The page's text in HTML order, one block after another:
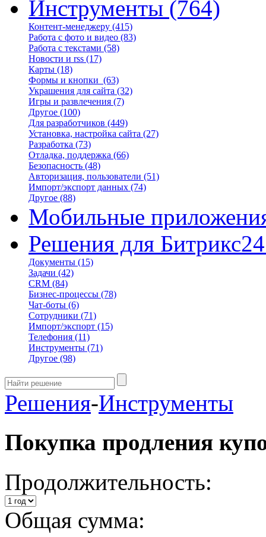
Инструменты (764)
Контент-менеджеру (415)
Работа с фото и видео (83)
Работа с текстами (58)
Новости и rss (17)
Карты (18)
Формы и кнопки (63)
Украшения для сайта (32)
Игры и развлечения (7)
Другое (100)
Для разработчиков (449)
Установка, настройка сайта (27)
Разработка (73)
Отладка, поддержка (66)
Безопасность (48)
Авторизация, пользователи (51)
Импорт/экспорт данных (74)
Другое (88)
Мобильные
Решения для Битрикс24
Документы (15)
Задачи (42)
CRM (84)
Бизнес-процессы (78)
Чат-боты (6)
Сотрудники (71)
Импорт/экспорт (15)
Телефония (11)
Инструменты (71)
Другое (98)
Решения-Инструменты
Покупка продления
Продолжительность:
Общая сумма: